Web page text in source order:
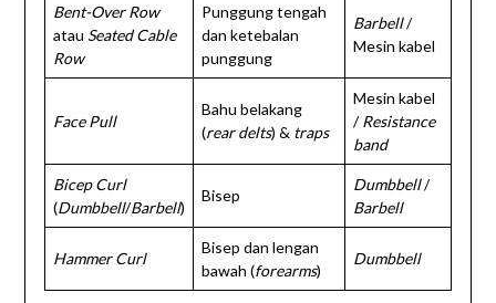
Bent-Over Row
atau Seated Cable
Row
Punggung tengah
dan ketebalan
punggung
Barbell/
Mesin kabel
Face Pull
Bahu belakang
(rear delts) & traps
Mesin kabel
/Resistance
band
Bicep Curl
(Dumbbell/Barbell)
Bisep
Dumbbell/
Barbell
Hammer Curl
Bisep dan lengan
bawah (forearms)
Dumbbell